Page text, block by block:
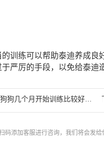
训练可以帮助泰迪养成良
严厉的手段，以免给泰迪
狗几个月开始训练比较好一点
码添加客服进行咨询，我们将会发给